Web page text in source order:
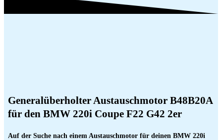
Generalüberholter Austauschmotor B48B20A
für den BMW 220i Coupe F22 G42 2er
Auf der Suche nach einem Austauschmotor für deinen BMW 220i